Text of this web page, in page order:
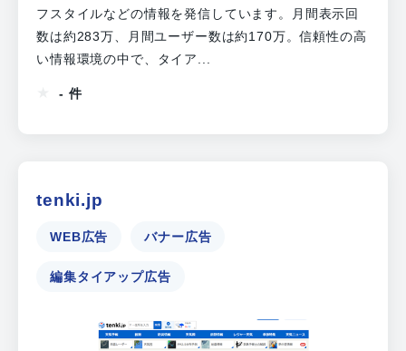
フスタイルなどの情報を発信しています。月間表示回
数は約283万、月間ユーザー数は約170万。信頼性の高
い情報環境の中で、タイア...
- 件
tenki.jp
WEB広告 バナー広告
編集タイアップ広告